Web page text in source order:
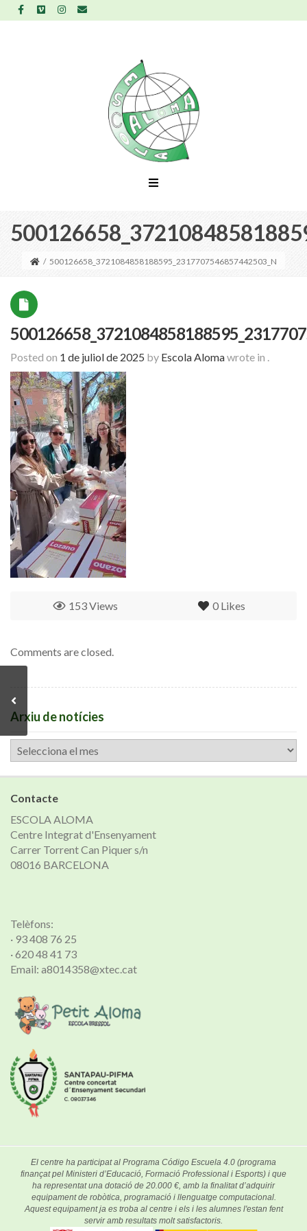
/ 500126658_3721084858188595_2317707546857442503_N
Posted on 1 de juliol de 2025 by Escola Alomawrote in .
0 Likes
153 Views
Comments are closed.
Arxiu de notícies
Arxiu
de
notícies
Contacte
ESCOLA ALOMA
Centre Integrat d'Ensenyament
Carrer Torrent Can Piquer s/n
08016 BARCELONA
Telèfons:
· 93 408 76 25
· 620 48 41 73
Email: a8014358@xtec.cat
El centre ha participat al Programa Código Escuela 4.0 (programa
finançat pel Ministeri d’Educació, Formació Professional i Esports) i que
ha representat una dotació de 20.000 €, amb la finalitat d’adquirir
equipament de robòtica, programació i llenguatge computacional.
Aquest equipament ja es troba al centre i els i les alumnes l'estan fent
servir amb resultats molt satisfactoris.